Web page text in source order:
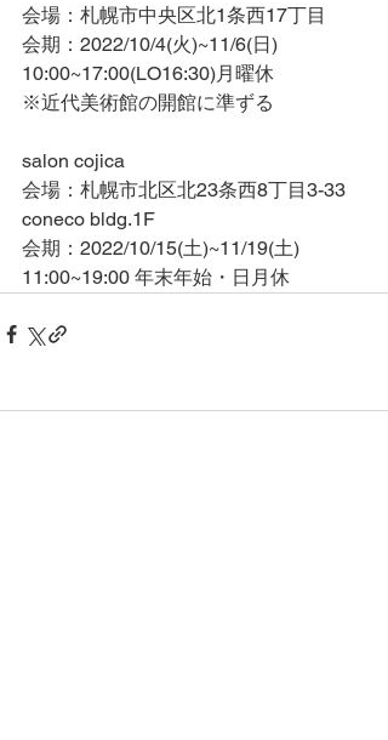
会場：札幌市中央区北1条西17丁目
会期：2022/10/4(火)~11/6(日)
10:00~17:00(LO16:30)月曜休
※近代美術館の開館に準ずる
salon cojica
会場：札幌市北区北23条西8丁目3-33
coneco bldg.1F
会期：2022/10/15(土)~11/19(土)
11:00~19:00 年末年始・日月休